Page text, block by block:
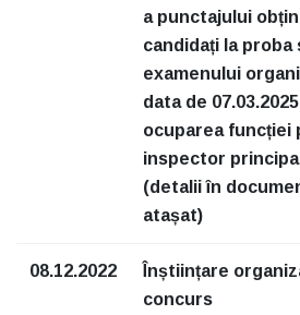
a punctajului
candidați la proba
examenului
data de
ocuparea funcției
inspector principal
(detalii în
atașat)
08.12.2022
Înștiințare
concurs